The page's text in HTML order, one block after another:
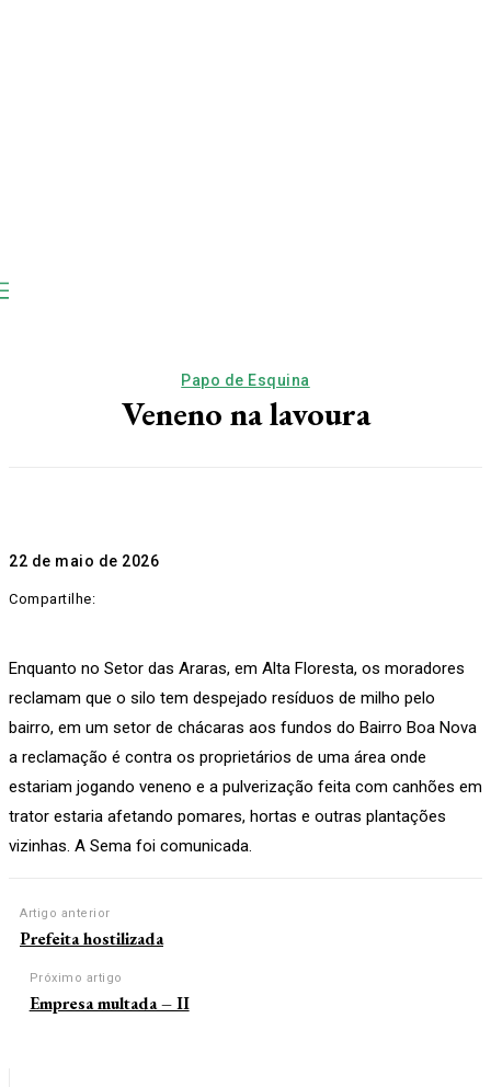
Papo de Esquina
Veneno na lavoura
22 de maio de 2026
Compartilhe:
Enquanto no Setor das Araras, em Alta Floresta, os moradores
reclamam que o silo tem despejado resíduos de milho pelo
bairro, em um setor de chácaras aos fundos do Bairro Boa Nova
a reclamação é contra os proprietários de uma área onde
estariam jogando veneno e a pulverização feita com canhões em
trator estaria afetando pomares, hortas e outras plantações
vizinhas. A Sema foi comunicada.
Artigo anterior
Prefeita hostilizada
Próximo artigo
Empresa multada – II